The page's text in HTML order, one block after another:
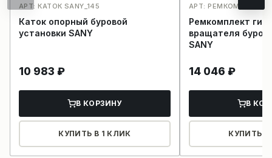
АРТ: КАТОК SANY_145
Каток опорный буровой
установки SANY
10 983 ₽
В КОРЗИНУ
КУПИТЬ В 1 КЛИК
АРТ: РЕМКОМПЛЕКТ
Ремкомплект
вращателя
SANY
14 046 ₽
В
КУПИТЬ В